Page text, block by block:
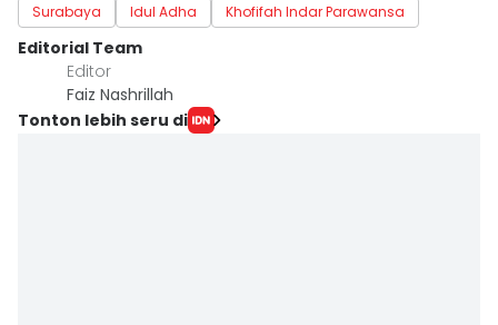
Surabaya Idul Adha Khofifah Indar Parawansa
Editorial Team
Editor
Faiz Nashrillah
Tonton lebih seru di